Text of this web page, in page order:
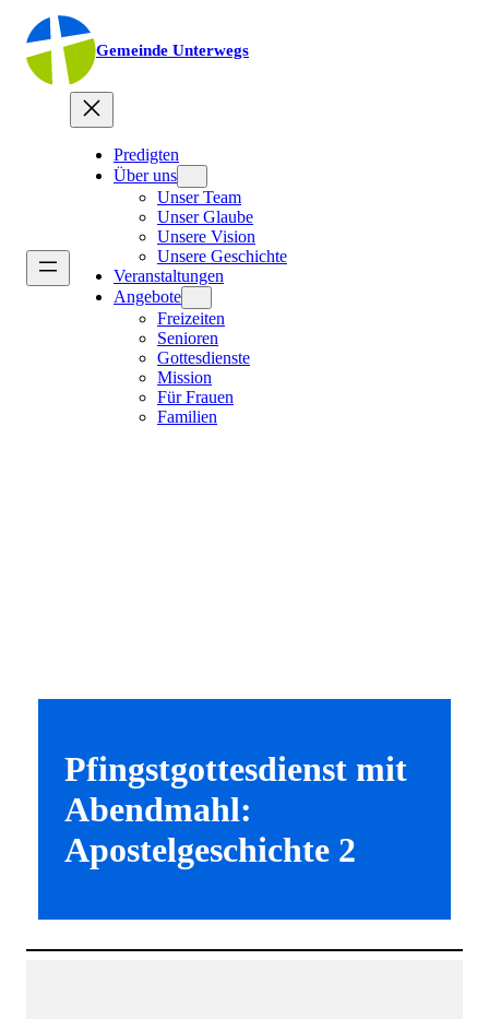
Gemeinde Unterwegs
Predigten
Über uns
Unser Team
Unser Glaube
Unsere Vision
Unsere Geschichte
Veranstaltungen
Angebote
Freizeiten
Senioren
Gottesdienste
Mission
Für Frauen
Familien
Pfingstgottesdienst mit
Abendmahl:
Apostelgeschichte 2